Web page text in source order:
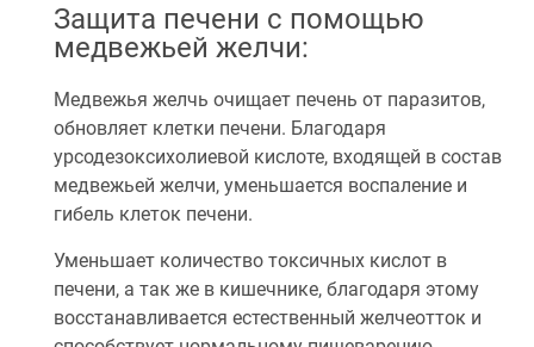
Защита печени с помощью
медвежьей желчи:
Медвежья желчь очищает печень от паразитов,
обновляет клетки печени. Благодаря
урсодезоксихолиевой кислоте, входящей в состав
медвежьей желчи, уменьшается воспаление и
гибель клеток печени.
Уменьшает количество токсичных кислот в
печени, а так же в кишечнике, благодаря этому
восстанавливается естественный желчеотток и